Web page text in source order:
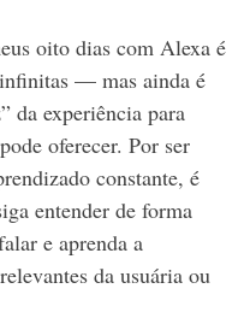
oito dias com Alexa é
— mas ainda é
da experiência para
oferecer. Por ser
constante, é
entender de forma
e aprenda a
da usuária ou